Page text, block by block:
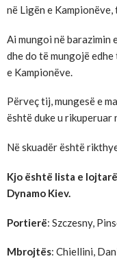
në Ligën e
Ai mungoi në barazimin
dhe do të mungojë
e Kampionëve.
Përveç tij, mungesë e
është duke u rikuperuar
Në skuadër është
Kjo është lista e
Dynamo Kiev.
Portierë: Szczesny,
Mbrojtës: Chiellini,